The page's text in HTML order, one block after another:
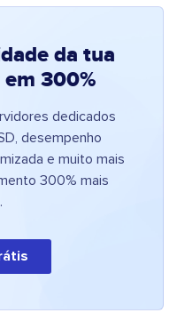
da tua
300%
dedicados
desempenho
e muito mais
300% mais